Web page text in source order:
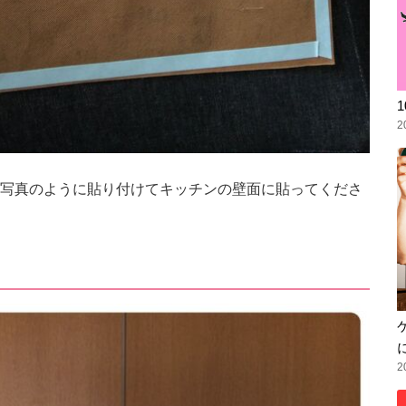
真のように貼り付けてキッチンの壁面に貼ってくださ